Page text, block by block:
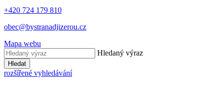
+420 724 179 810
obec@bystranadjizerou.cz
Mapa webu
Hledaný výraz
Hledat
rozšířené vyhledávání